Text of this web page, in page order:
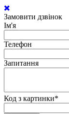
Замовити дзвінок
Ім'я
Телефон
Запитання
Код з картинки*